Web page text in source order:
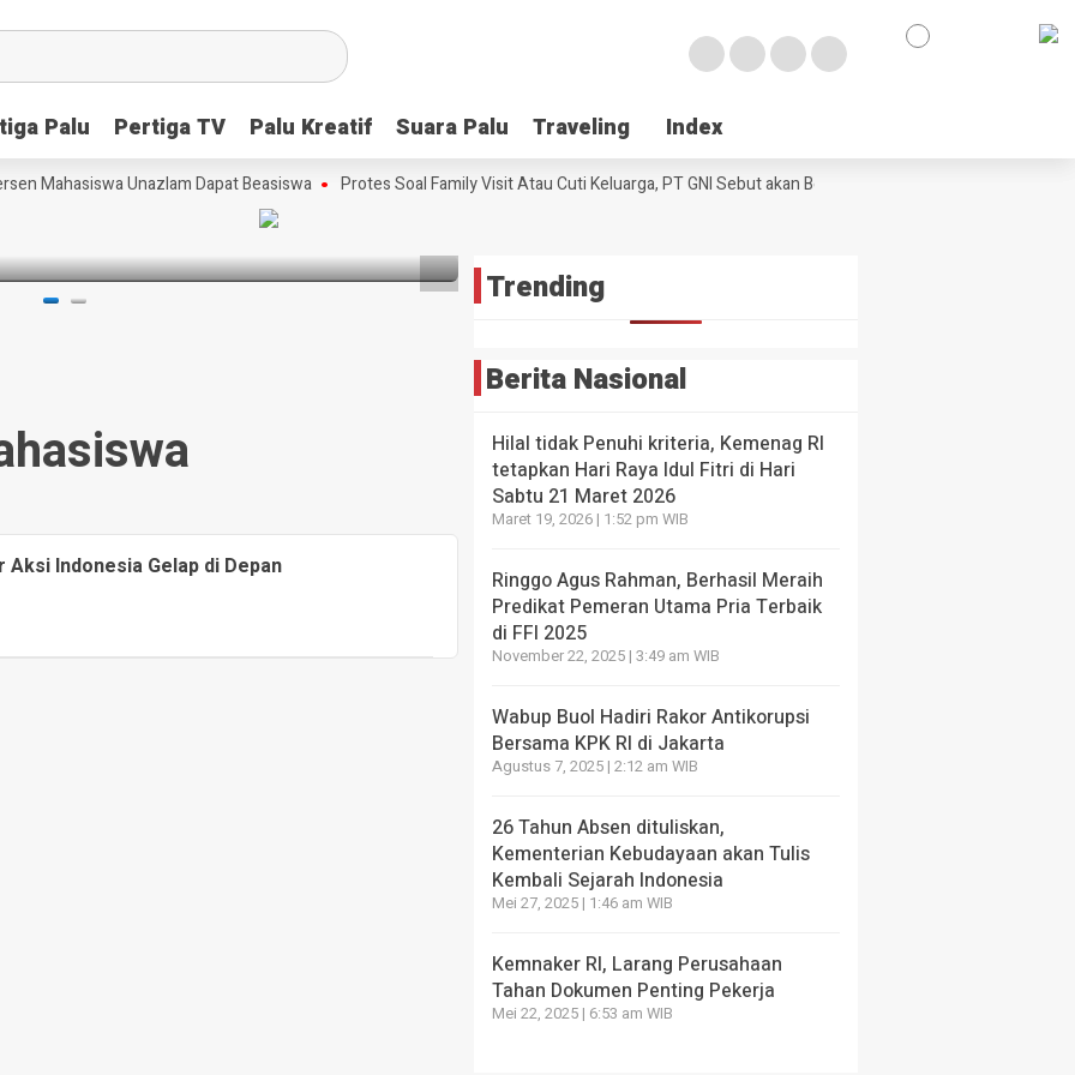
Palu Pertiga TV Palu Kreatif Suara Palu Traveling Index
Palu Pertiga TV Palu Kreatif Suara Palu Traveling Index
Mahasiswa Unazlam Dapat Beasiswa Protes Soal Family Visit Atau Cuti Keluarga, PT GNI Sebut akan Berlaku Januari 2027
Babi
HEADLINE
Wabup Poso Jemput Peluang Besar Kakao Sulawesi di
Makassar
Bibit
Unggul
Futsal
Konsumtif
Teknologi
Digital di
Aksi Indonesia Gelap di Depan
Trending
Berita Nasional
Hilal tidak Penuhi kriteria, Kemenag RI
tetapkan Hari Raya Idul Fitri di Hari
Sabtu 21 Maret 2026
Maret 19, 2026 | 1:52 pm WIB
Ringgo Agus Rahman, Berhasil Meraih
Predikat Pemeran Utama Pria Terbaik
di FFI 2025
November 22, 2025 | 3:49 am WIB
Wabup Buol Hadiri Rakor Antikorupsi
Bersama KPK RI di Jakarta
Agustus 7, 2025 | 2:12 am WIB
26 Tahun Absen dituliskan,
Kementerian Kebudayaan akan Tulis
Kembali Sejarah Indonesia
Mei 27, 2025 | 1:46 am WIB
Kemnaker RI, Larang Perusahaan
Tahan Dokumen Penting Pekerja
Mei 22, 2025 | 6:53 am WIB